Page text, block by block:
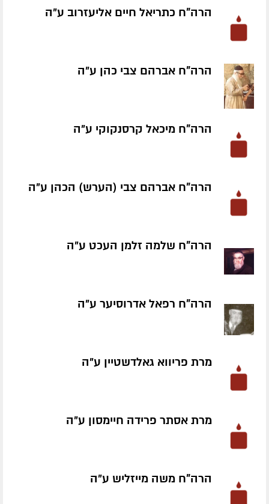
הרה"ח כתריאל חיים אליעזרוב ע״ה
הרה"ח אברהם צבי כהן ע״ה
הרה"ח מיכאל קרסנקוקי ע״ה
הרה"ח אברהם צבי (הערש) הכהן ע״ה
הרה"ח שלמה זלמן העכט ע״ה
הרה"ח רפאל אדרוסיער ע״ה
מרת פריווא גאלדשטיין ע״ה
מרת אסתר פרידה חיימסון ע״ה
הרה"ח משה מייזליש ע״ה